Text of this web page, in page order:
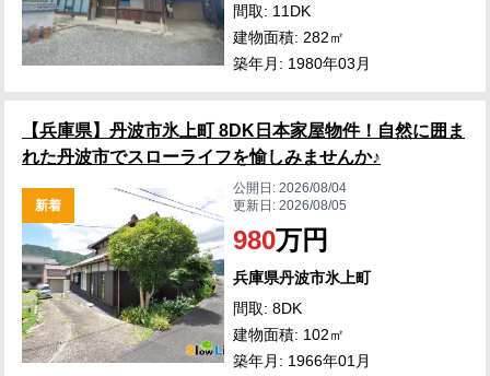
間取: 11DK
建物面積: 282㎡
築年月: 1980年03月
【兵庫県】丹波市氷上町 8DK日本家屋物件！自然に囲ま
れた丹波市でスローライフを愉しみませんか♪
新着
公開日:2026/08/04
更新日:2026/08/05
980万円
兵庫県丹波市氷上町
間取: 8DK
建物面積: 102㎡
築年月: 1966年01月